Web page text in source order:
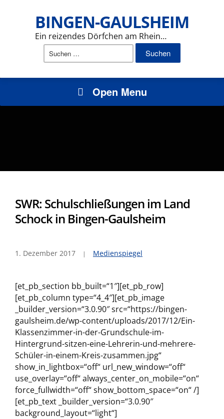
BINGEN-GAULSHEIM
Ein reizendes Dörfchen am Rhein…
Suchen
Open Menu
SWR: Schulschließungen im Land
Schock in Bingen-Gaulsheim
1. Dezember 2017 Medienspiegel
[et_pb_section bb_built=“1″][et_pb_row]
[et_pb_column type=“4_4″][et_pb_image
_builder_version=“3.0.90″ src=“https://bingen-
gaulsheim.de/wp-content/uploads/2017/12/Ein-
Klassenzimmer-in-der-Grundschule-im-
Hintergrund-sitzen-eine-Lehrerin-und-mehrere-
Schüler-in-einem-Kreis-zusammen.jpg“
show_in_lightbox=“off“ url_new_window=“off“
use_overlay=“off“ always_center_on_mobile=“on“
force_fullwidth=“off“ show_bottom_space=“on“ /]
[et_pb_text _builder_version=“3.0.90″
background_layout=“light“]